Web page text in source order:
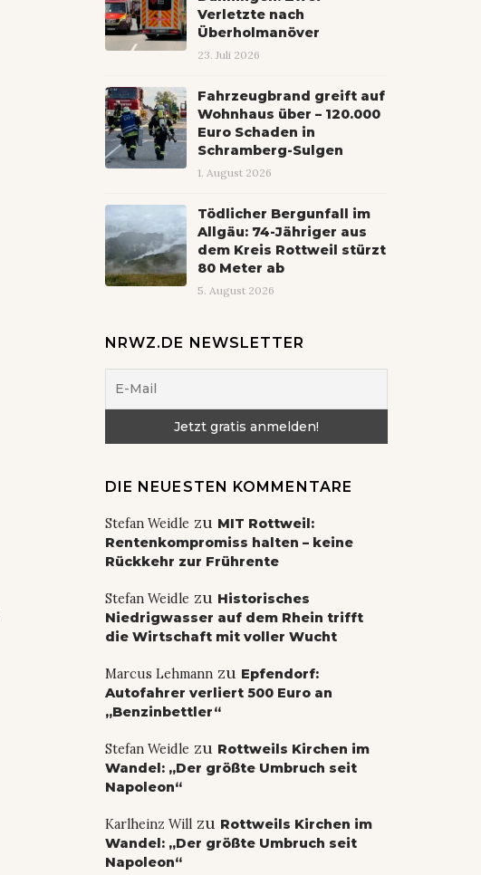
Verletzte nach
Überholmanöver
23. Juli 2026
Fahrzeugbrand greift auf
Wohnhaus über – 120.000
Euro Schaden in
Schramberg-Sulgen
1. August 2026
Tödlicher Bergunfall im
Allgäu: 74-Jähriger aus
dem Kreis Rottweil stürzt
80 Meter ab
5. August 2026
NRWZ.DE NEWSLETTER
DIE NEUESTEN KOMMENTARE
Stefan Weidle zu MIT Rottweil:
Rentenkompromiss halten – keine
Rückkehr zur Frührente
Stefan Weidle zu Historisches
Niedrigwasser auf dem Rhein trifft
die Wirtschaft mit voller Wucht
Marcus Lehmannzu Epfendorf:
Autofahrer verliert 500 Euro an
„Benzinbettler“
Stefan Weidle zu Rottweils Kirchen im
Wandel: „Der größte Umbruch seit
Napoleon“
Karlheinz Willzu Rottweils Kirchen im
Wandel: „Der größte Umbruch seit
Napoleon“